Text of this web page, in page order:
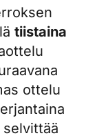
tiistaina
ottelu
selvittää